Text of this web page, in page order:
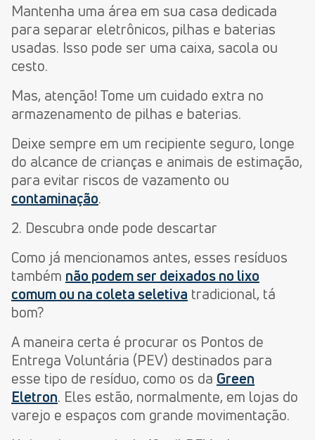
Mantenha uma área em sua casa dedicada
para separar eletrônicos, pilhas e baterias
usadas. Isso pode ser uma caixa, sacola ou
cesto.
Mas, atenção! Tome um cuidado extra no
armazenamento de pilhas e baterias.
Deixe sempre em um recipiente seguro, longe
do alcance de crianças e animais de estimação,
para evitar riscos de vazamento ou
contaminação.
2. Descubra onde pode descartar
Como já mencionamos antes, esses resíduos
também não podem ser deixados no lixo
comum ou na coleta seletiva tradicional, tá
bom?
A maneira certa é procurar os Pontos de
Entrega Voluntária (PEV) destinados para
esse tipo de resíduo, como os da Green
Eletron. Eles estão, normalmente, em lojas do
varejo e espaços com grande movimentação.